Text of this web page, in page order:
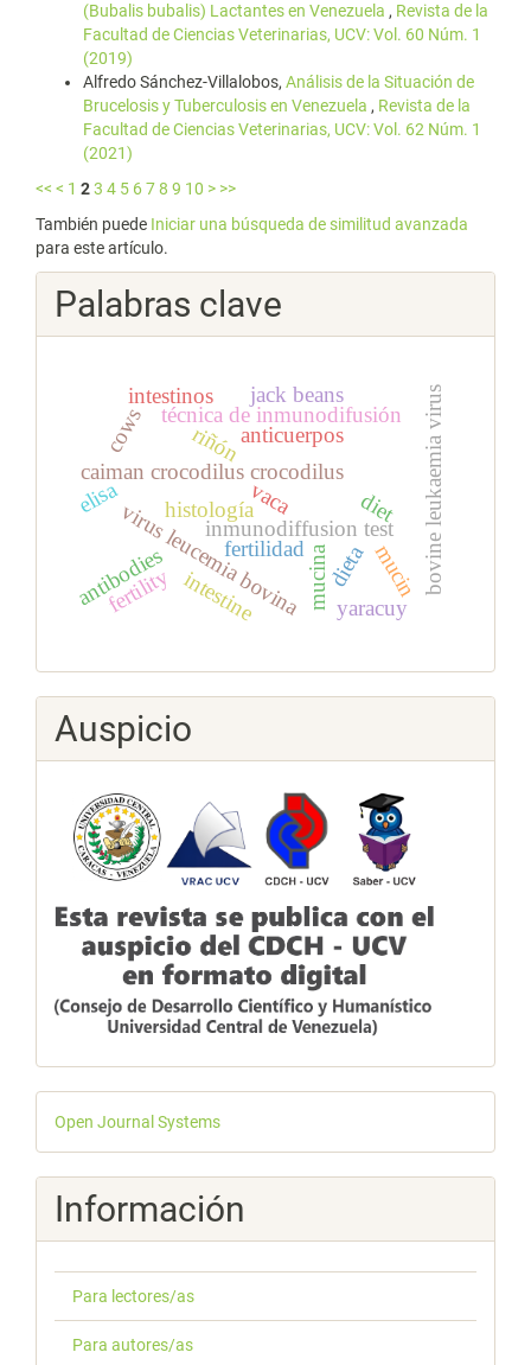
(Bubalis bubalis) Lactantes en Venezuela , Revista de la
Facultad de Ciencias Veterinarias, UCV: Vol. 60 Núm. 1
(2019)
Alfredo Sánchez-Villalobos, Análisis de la Situación de
Brucelosis y Tuberculosis en Venezuela , Revista de la
Facultad de Ciencias Veterinarias, UCV: Vol. 62 Núm. 1
(2021)
<< < 1 23 4 5 678 9 10 > >>
También puede Iniciar una búsqueda de similitud avanzada
para este artículo.
Palabras clave
caiman crocodilus crocodilus
riñón
histología
virus leucemia bovina
técnica de inmunodifusión
elisa
anticuerpos bovine leukaemia virus
inmunodiffusion test
antibodies mucina
intestinos
dieta
jack beans
mucin
intestine
diet
fertilidad
vaca
fertility
cows
yaracuy
Auspicio
Desarrollado
por
Open Journal Systems
Información
Para lectores/as
Para autores/as